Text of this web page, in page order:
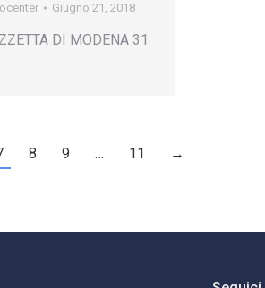
Giugno 21, 2018
DI MODENA 31
8 9 … 11 →